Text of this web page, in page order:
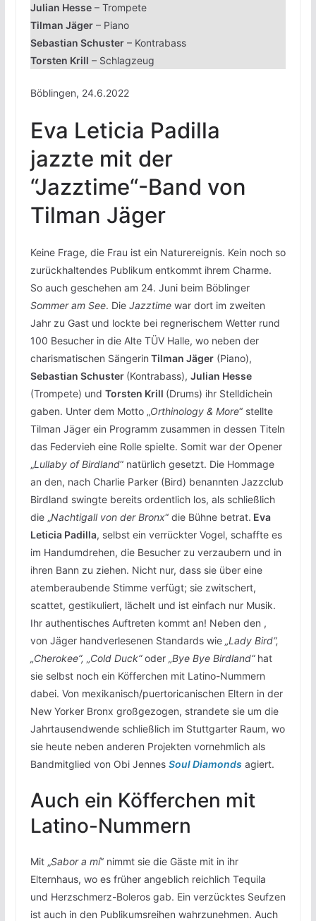
Julian Hesse– Trompete
Tilman Jäger– Piano
Sebastian Schuster– Kontrabass
Torsten Krill – Schlagzeug
Böblingen, 24.6.2022
Eva Leticia Padilla
jazzte mit der
“Jazztime“-Band von
Tilman Jäger
Keine Frage, die Frau ist ein Naturereignis. Kein noch so
zurückhaltendes Publikum entkommt ihrem Charme.
So auch geschehen am 24. Juni beim Böblinger
Sommer am See. DieJazztimewar dort im zweiten
Jahr zu Gast und lockte bei regnerischem Wetter rund
100 Besucher in die Alte TÜV Halle, wo neben der
charismatischen Sängerin Tilman Jäger(Piano),
Sebastian Schuster (Kontrabass), Julian Hesse
(Trompete) und Torsten Krill (Drums) ihr Stelldichein
gaben. Unter dem Motto „Orthinology & More“ stellte
Tilman Jäger ein Programm zusammen in dessen Titeln
das Federvieh eine Rolle spielte. Somit war der Opener
„Lullaby of Birdland“ natürlich gesetzt. Die Hommage
an den, nach Charlie Parker (Bird) benannten Jazzclub
Birdland swingte bereits ordentlich los, als schließlich
die „Nachtigall von der Bronx“ die Bühne betrat. Eva
Leticia Padilla, selbst ein verrückter Vogel, schaffte es
im Handumdrehen, die Besucher zu verzaubern und in
ihren Bann zu ziehen. Nicht nur, dass sie über eine
atemberaubende Stimme verfügt; sie zwitschert,
scattet, gestikuliert, lächelt und ist einfach nur Musik.
Ihr authentisches Auftreten kommt an! Neben den ,
von Jäger handverlesenen Standards wie „Lady Bird“,
„Cherokee“, „Cold Duck“oder „Bye Bye Birdland“hat
sie selbst noch ein Köfferchen mit Latino-Nummern
dabei. Von mexikanisch/puertoricanischen Eltern in der
New Yorker Bronx großgezogen, strandete sie um die
Jahrtausendwende schließlich im Stuttgarter Raum, wo
sie heute neben anderen Projekten vornehmlich als
Bandmitglied von Obi Jennes Soul Diamonds agiert.
Auch ein Köfferchen mit
Latino-Nummern
Mit „Sabor a mí“ nimmt sie die Gäste mit in ihr
Elternhaus, wo es früher angeblich reichlich Tequila
und Herzschmerz-Boleros gab. Ein verzücktes Seufzen
ist auch in den Publikumsreihen wahrzunehmen. Auch